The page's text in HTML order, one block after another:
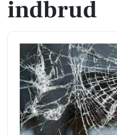
indbrud